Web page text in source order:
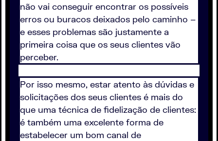
não vai conseguir encontrar os possíveis
erros ou buracos deixados pelo caminho –
e esses problemas são justamente a
primeira coisa que os seus clientes vão
perceber.
Por isso mesmo, estar atento às dúvidas e
solicitações dos seus clientes é mais do
que uma técnica de fidelização de clientes:
é também uma excelente forma de
estabelecer um bom canal de